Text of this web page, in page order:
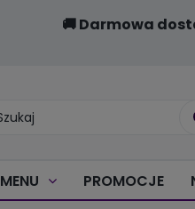
🚚 Darmowa
MENU PROMOCJE